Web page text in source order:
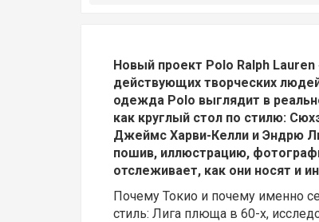
Новый проект Polo Ralph
действующих творческих
одежда Polo выглядит в
как круглый стол по стилю:
Джеймс Харви-Келли и Эндрю
пошив, иллюстрацию,
отслеживает, как они носят и
Почему Токио и почему именно
стиль: Лига плюща в 60-х,